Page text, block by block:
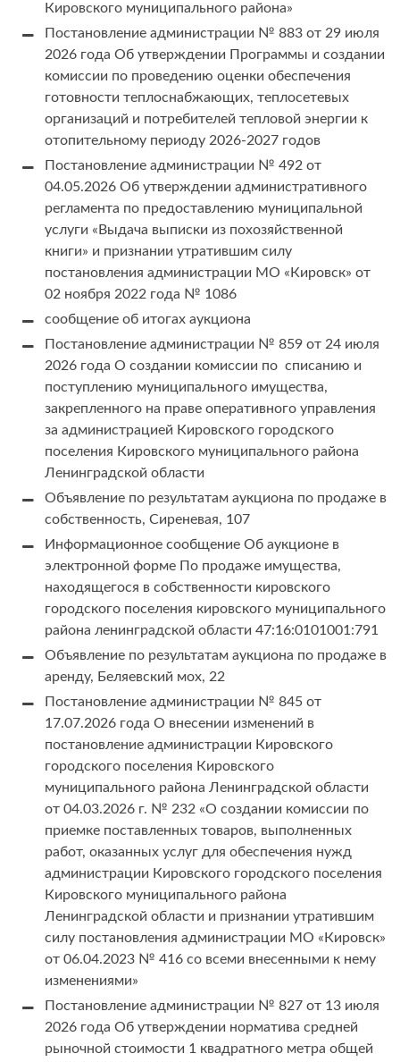
Кировского муниципального района»
Постановление администрации № 883 от 29 июля
2026 года Об утверждении Программы и создании
комиссии по проведению оценки обеспечения
готовности теплоснабжающих, теплосетевых
организаций и потребителей тепловой энергии к
отопительному периоду 2026-2027 годов
Постановление администрации № 492 от
04.05.2026 Об утверждении административного
регламента по предоставлению муниципальной
услуги «Выдача выписки из похозяйственной
книги» и признании утратившим силу
постановления администрации МО «Кировск» от
02 ноября 2022 года № 1086
сообщение об итогах аукциона
Постановление администрации № 859 от 24 июля
2026 года О создании комиссии по списанию и
поступлению муниципального имущества,
закрепленного на праве оперативного управления
за администрацией Кировского городского
поселения Кировского муниципального района
Ленинградской области
Объявление по результатам аукциона по продаже в
собственность, Сиреневая, 107
Информационное сообщение Об аукционе в
электронной форме По продаже имущества,
находящегося в собственности кировского
городского поселения кировского муниципального
района ленинградской области 47:16:0101001:791
Объявление по результатам аукциона по продаже в
аренду, Беляевский мох, 22
Постановление администрации № 845 от
17.07.2026 года О внесении изменений в
постановление администрации Кировского
городского поселения Кировского
муниципального района Ленинградской области
от 04.03.2026 г. № 232 «О создании комиссии по
приемке поставленных товаров, выполненных
работ, оказанных услуг для обеспечения нужд
администрации Кировского городского поселения
Кировского муниципального района
Ленинградской области и признании утратившим
силу постановления администрации МО «Кировск»
от 06.04.2023 № 416 со всеми внесенными к нему
изменениями»
Постановление администрации № 827 от 13 июля
2026 года Об утверждении норматива средней
рыночной стоимости 1 квадратного метра общей